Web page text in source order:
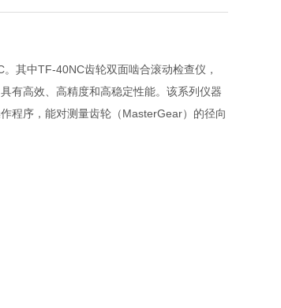
其中TF-40NC齿轮双面啮合滚动检查仪，
有高效、高精度和高稳定性能。该系列仪器
程序，能对测量齿轮（MasterGear）的径向